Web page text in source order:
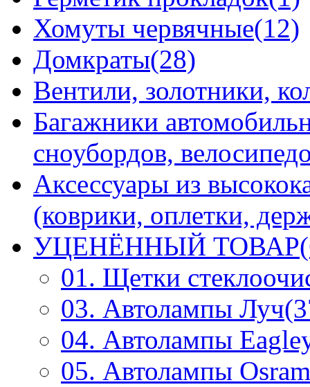
Хомуты червячные(12)
Домкраты(28)
Вентили, золотники,
Багажники
сноубордов,
Аксессуары из
(коврики, оплетки,
УЦЕНЁННЫЙ
01. Щетки
03. Автолампы
04. Автолампы
05. Автолампы